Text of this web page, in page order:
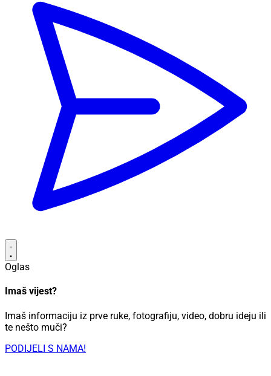
Oglas
Imaš vijest?
Imaš informaciju iz prve ruke, fotografiju, video, dobru ideju ili
te nešto muči?
PODIJELI S NAMA!